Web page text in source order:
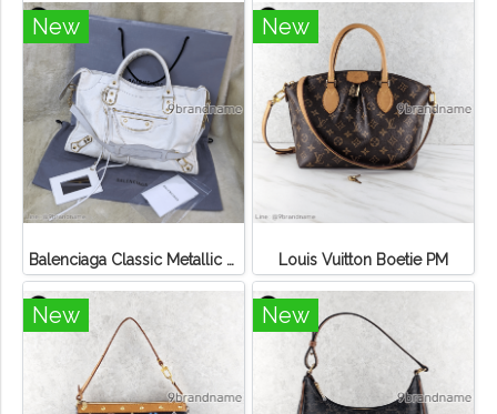
New
Balenciaga Classic Metallic Edge City Bag
New
Louis Vuitton Boetie PM
New New